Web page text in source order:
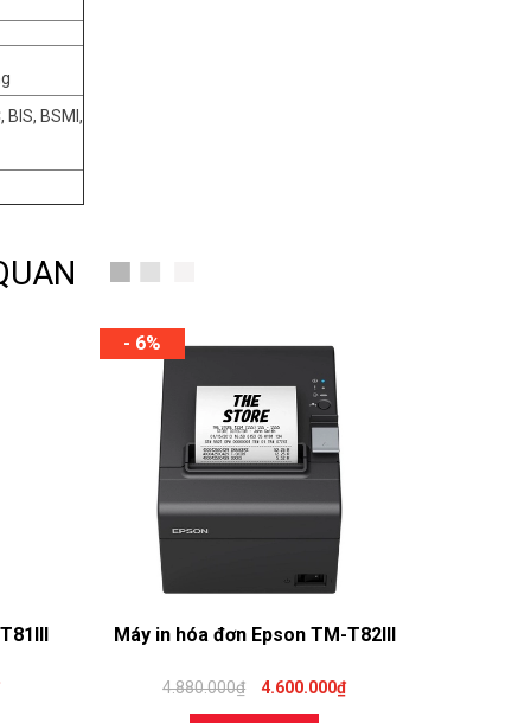
BIS, BSMI,
- 6%
Máy in hóa đơn Epson TM-T82III
4.880.000₫ 4.600.000₫